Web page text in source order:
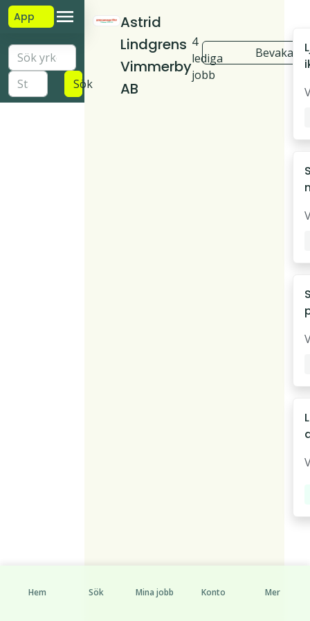
App
Sök
Astrid
Lindgrens
Vimmerby
AB
4
lediga
jobb
Bevaka
Hem Sök Mina jobb Konto Mer